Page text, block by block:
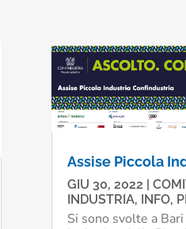
Assise Piccola
GIU 30, 2022 |
INDUSTRIA, INFO,
Si sono svolte a